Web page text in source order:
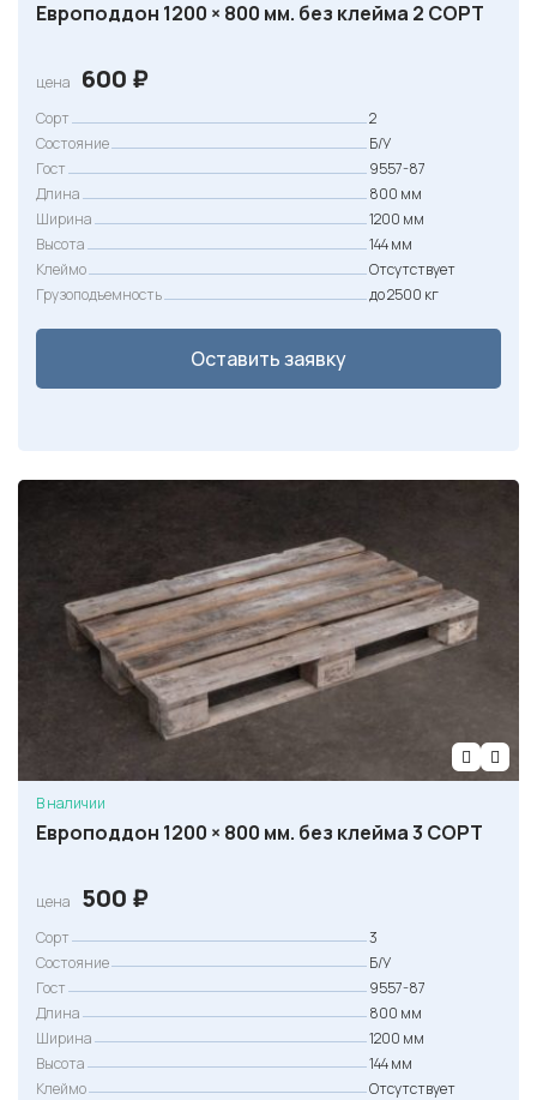
Европоддон 1200 × 800 мм. без клейма 2 СОРТ
цена 600 ₽
Сорт
2
Состояние
Б/У
Гост
9557-87
Длина
800 мм
Ширина
1200 мм
Высота
144 мм
Клеймо
Отсутствует
Грузоподъемность
до 2500 кг
Оставить заявку
В наличии
Европоддон 1200 × 800 мм. без клейма 3 СОРТ
цена 500 ₽
Сорт
3
Состояние
Б/У
Гост
9557-87
Длина
800 мм
Ширина
1200 мм
Высота
144 мм
Клеймо
Отсутствует